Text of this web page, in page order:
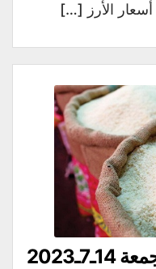
الأرز […]
سعر الأرز الشعير اليوم الجمعة 14ـ7ـ2023